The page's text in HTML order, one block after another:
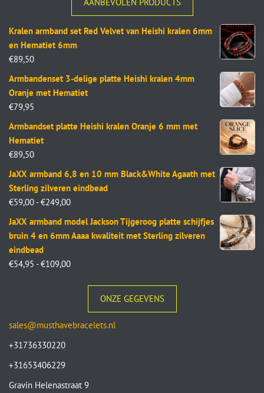
Kralen armband set Red Velvet van Heishi kralen 6mm
en Hematiet 6mm
€89,50
Armbandenset 3-delige platte Heishi kralen 4mm
Oranje met Hematiet
€79,95
Armbandset platte Heishi kralen Oranje 6 mm met
Hematiet
€89,50
JaXX armband 6,8 en 10 mm Black&White Agaath met
Sterling zilveren eindbead
€59,00 - €249,00
JaXX armband model Jackson Tijgeroog platte schijfjes
bruin 4 en 6mm Aaaa kwaliteit met Sterling zilveren
eindbead
€54,95 - €109,00
ONZE GEGEVENS
sales@musthavebracelets.nl
+31736330220
+31653406229
Gravin Helenastraat 9